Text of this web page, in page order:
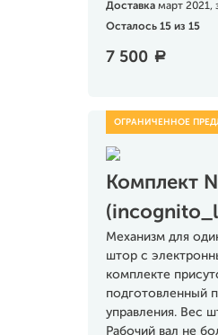
Доставка март 2021,
Осталось 15 из 15
7 500 a
Комплект
Механизм для
штор с
комплекте
подготовленный
управления. Вес
Рабочий вал не